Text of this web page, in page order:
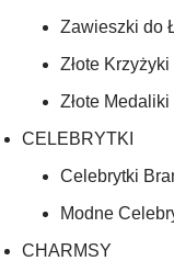
Zawieszki do
Złote Krzyżyki
Złote Medaliki
CELEBRYTKI
Celebrytki
Modne
CHARMSY